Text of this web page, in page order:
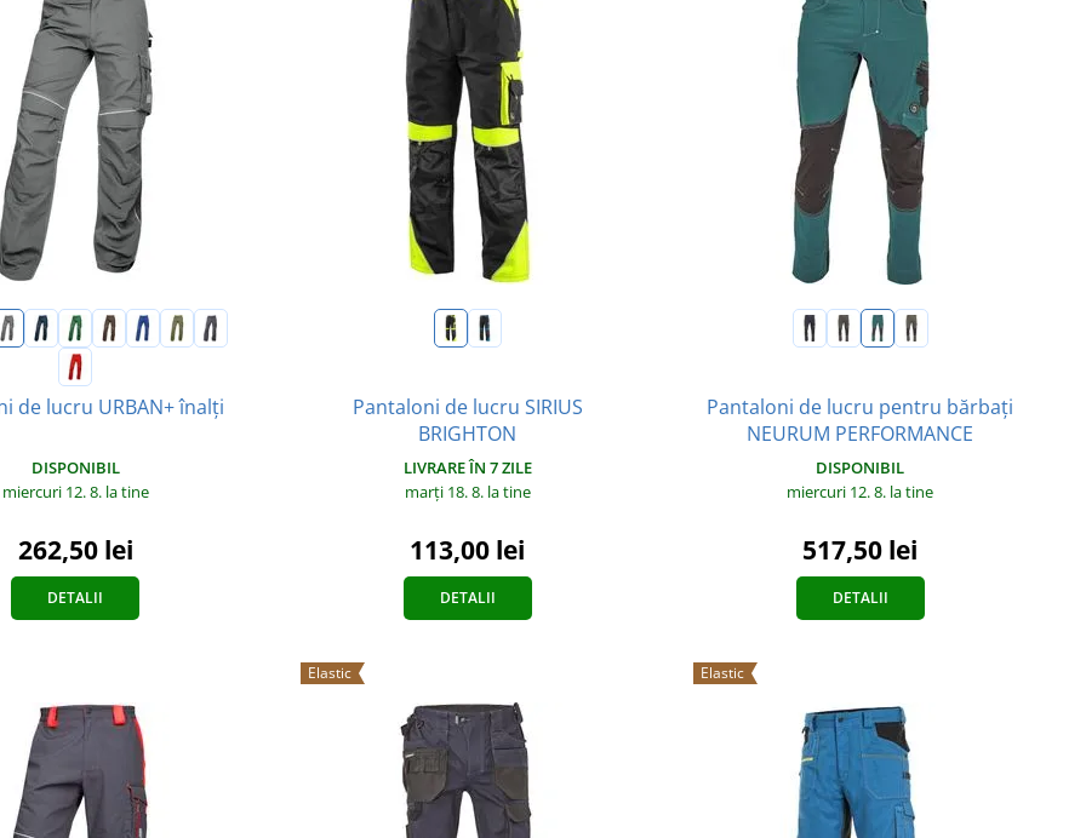
de lucru URBAN+ înalți
DISPONIBIL
miercuri 12. 8. la tine
262,50 lei
DETALII
Pantaloni de lucru SIRIUS
BRIGHTON
LIVRARE ÎN 7 ZILE
marți 18. 8. la tine
113,00 lei
DETALII
Pantaloni de lucru pentru bărbați
NEURUM PERFORMANCE
DISPONIBIL
miercuri 12. 8. la tine
517,50 lei
DETALII
Elastic Elastic